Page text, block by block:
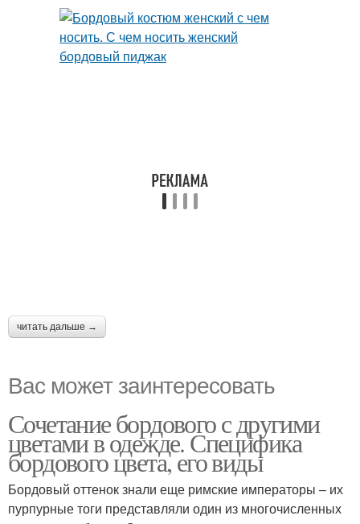
читать дальше →
Вас может заинтересовать
Сочетание бордового с другими
цветами в одежде. Специфика
бордового цвета, его виды
Бордовый оттенок знали еще римские императоры – их
пурпурные тоги представляли один из многочисленных